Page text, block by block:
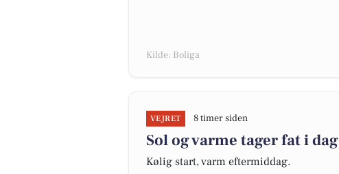
Kilde: Boliga
VEJRET 8 timer siden
Sol og varme tager fat i dag
Kølig start, varm eftermiddag.